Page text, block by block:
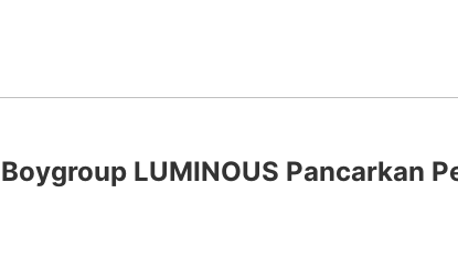
LUMINOUS Pancarkan